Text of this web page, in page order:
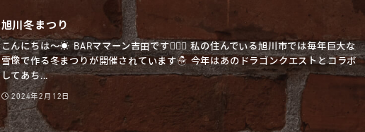
旭川冬まつり
こんにちは〜☀️ BARママーン吉田です🧔🏻‍♂️ 私の住んでいる旭川市では毎年巨大な
雪像で作る冬まつりが開催されています☃️ 今年はあのドラゴンクエストとコラボ
してあち...
2024年2月12日